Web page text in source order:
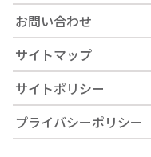
お問い合わせ
サイトマップ
サイトポリシー
プライバシーポリシー